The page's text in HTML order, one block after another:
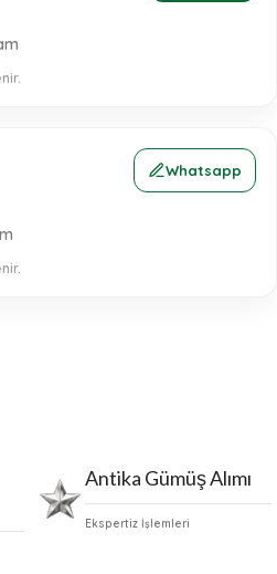
Whatsapp
Antika Gümüş Alımı
Ekspertiz İşlemleri